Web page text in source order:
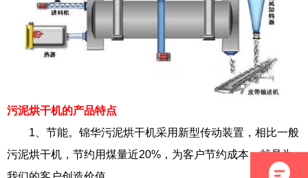
污泥烘干机的产品特点
1、节能。锦华污泥烘干机采用新型传动装置，相比一般
污泥烘干机，节约用煤量近20%，为客户节约成本，就是为